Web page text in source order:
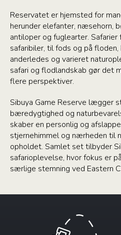
Reservatet er hjemsted for
herunder elefanter, næsehorn,
antiloper og fuglearter. Safarier
safaribiler, til fods og på
anderledes og varieret
safari og flodlandskab gør det
flere perspektiver.
Sibuya Game Reserve lægger
bæredygtighed og
skaber en personlig og
stjernehimmel og nærheden til
opholdet. Samlet set tilbyder
safarioplevelse, hvor fokus er
særlige stemning ved Eastern